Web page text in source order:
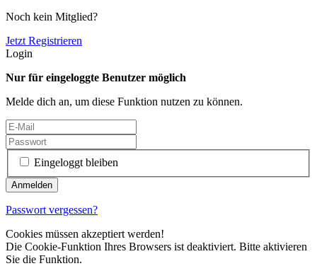
Noch kein Mitglied?
Jetzt Registrieren
Login
Nur für eingeloggte Benutzer möglich
Melde dich an, um diese Funktion nutzen zu können.
Eingeloggt bleiben
Passwort vergessen?
Cookies müssen akzeptiert werden!
Die Cookie-Funktion Ihres Browsers ist deaktiviert. Bitte aktivieren
Sie die Funktion.